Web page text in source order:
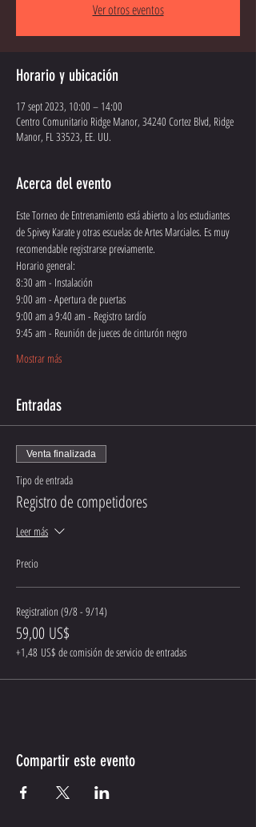
Ver otros eventos
Horario y ubicación
17 sept 2023, 10:00 – 14:00
Centro Comunitario Ridge Manor, 34240 Cortez Blvd, Ridge
Manor, FL 33523, EE. UU.
Acerca del evento
Este Torneo de Entrenamiento está abierto a los estudiantes
de Spivey Karate y otras escuelas de Artes Marciales. Es muy
recomendable registrarse previamente.
Horario general:
8:30 am - Instalación
9:00 am - Apertura de puertas
9:00 am a 9:40 am - Registro tardío
9:45 am - Reunión de jueces de cinturón negro
Mostrar más
Entradas
Venta finalizada
Tipo de entrada
Registro de competidores
Leer más
Precio
Registration (9/8 - 9/14)
59,00 US$
+1,48 US$ de comisión de servicio de entradas
Compartir este evento